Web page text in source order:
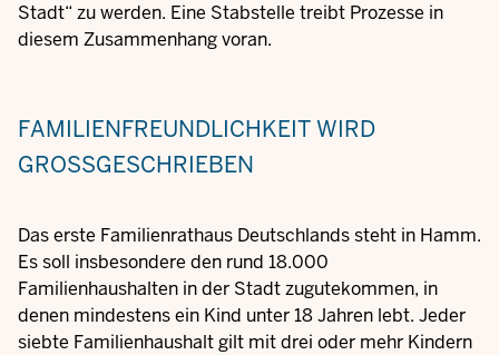
Stadt“ zu werden. Eine Stabstelle treibt Prozesse in
diesem Zusammenhang voran.
FAMILIENFREUNDLICHKEIT WIRD
GROSSGESCHRIEBEN
Das erste Familienrathaus Deutschlands steht in Hamm.
Es soll insbesondere den rund 18.000
Familienhaushalten in der Stadt zugutekommen, in
denen mindestens ein Kind unter 18 Jahren lebt. Jeder
siebte Familienhaushalt gilt mit drei oder mehr Kindern